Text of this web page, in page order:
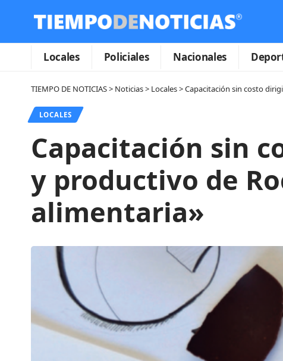
Locales Policiales Nacionales
TIEMPO DE NOTICIAS> Noticias> Locales>Capacitación sin costo
LOCALES
Capacitación sin
y productivo de
alimentaria»